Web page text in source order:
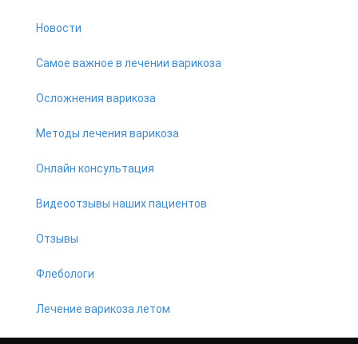
Новости
Самое важное в лечении варикоза
Осложнения варикоза
Методы лечения варикоза
Онлайн консультация
Видеоотзывы наших пациентов
Отзывы
Флебологи
Лечение варикоза летом